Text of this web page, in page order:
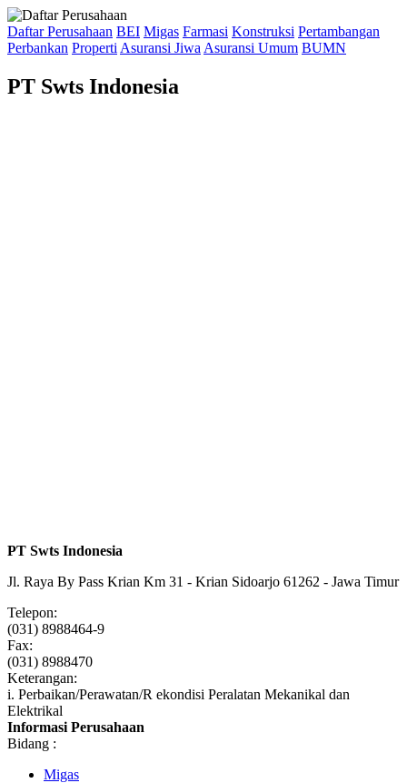
Daftar Perusahaan BEI Migas Farmasi Konstruksi Pertambangan
Perbankan Properti Asuransi Jiwa Asuransi Umum BUMN
PT Swts Indonesia
PT Swts Indonesia
Jl. Raya By Pass Krian Km 31 - Krian Sidoarjo 61262 - Jawa Timur
Telepon:
(031) 8988464-9
Fax:
(031) 8988470
Keterangan:
i. Perbaikan/Perawatan/R ekondisi Peralatan Mekanikal dan
Elektrikal
Informasi Perusahaan
Bidang :
Migas